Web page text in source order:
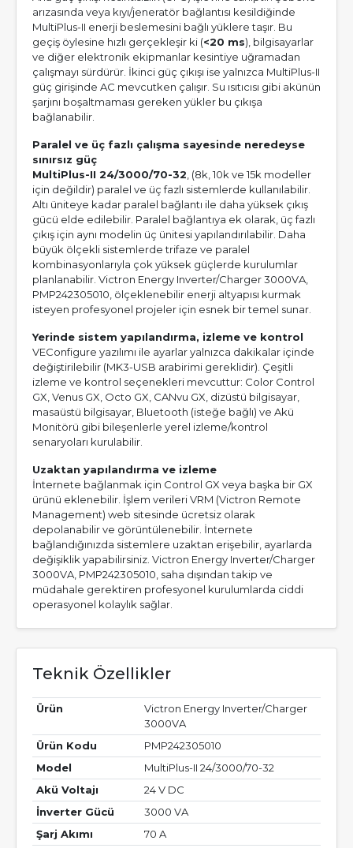
arızasında veya kıyı/jeneratör bağlantısı kesildiğinde
MultiPlus-II enerji beslemesini bağlı yüklere taşır. Bu
geçiş öylesine hızlı gerçekleşir ki (<20 ms), bilgisayarlar
ve diğer elektronik ekipmanlar kesintiye uğramadan
çalışmayı sürdürür. İkinci güç çıkışı ise yalnızca MultiPlus-II
güç girişinde AC mevcutken çalışır. Su ısıtıcısı gibi akünün
şarjını boşaltmaması gereken yükler bu çıkışa
bağlanabilir.
Paralel ve üç fazlı çalışma sayesinde neredeyse
sınırsız güç
MultiPlus-II 24/3000/70-32 , (8k, 10k ve 15k modeller
için değildir) paralel ve üç fazlı sistemlerde kullanılabilir.
Altı üniteye kadar paralel bağlantı ile daha yüksek çıkış
gücü elde edilebilir. Paralel bağlantıya ek olarak, üç fazlı
çıkış için aynı modelin üç ünitesi yapılandırılabilir. Daha
büyük ölçekli sistemlerde trifaze ve paralel
kombinasyonlarıyla çok yüksek güçlerde kurulumlar
planlanabilir. Victron Energy Inverter/Charger 3000VA,
PMP242305010, ölçeklenebilir enerji altyapısı kurmak
isteyen profesyonel projeler için esnek bir temel sunar.
Yerinde sistem yapılandırma, izleme ve kontrol
VEConfigure yazılımı ile ayarlar yalnızca dakikalar içinde
değiştirilebilir (MK3-USB arabirimi gereklidir). Çeşitli
izleme ve kontrol seçenekleri mevcuttur: Color Control
GX, Venus GX, Octo GX, CANvu GX, dizüstü bilgisayar,
masaüstü bilgisayar, Bluetooth (isteğe bağlı) ve Akü
Monitörü gibi bileşenlerle yerel izleme/kontrol
senaryoları kurulabilir.
Uzaktan yapılandırma ve izleme
İnternete bağlanmak için Control GX veya başka bir GX
ürünü eklenebilir. İşlem verileri VRM (Victron Remote
Management) web sitesinde ücretsiz olarak
depolanabilir ve görüntülenebilir. İnternete
bağlandığınızda sistemlere uzaktan erişebilir, ayarlarda
değişiklik yapabilirsiniz. Victron Energy Inverter/Charger
3000VA, PMP242305010, saha dışından takip ve
müdahale gerektiren profesyonel kurulumlarda ciddi
operasyonel kolaylık sağlar.
Teknik Özellikler
Ürün
Victron Energy Inverter/Charger
3000VA
Ürün Kodu
PMP242305010
Model
MultiPlus-II 24/3000/70-32
Akü Voltajı
24 V DC
İnverter Gücü
3000 VA
Şarj Akımı
70 A